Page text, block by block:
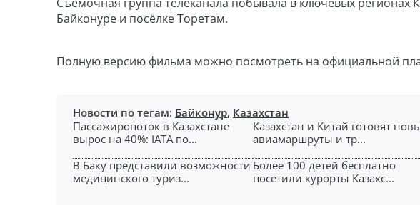
Байконуре и посёлке Торетам.
Полную версию фильма можно посмотреть на официальной
Новости по тегам: Байконур, Казахстан
Пассажиропоток в Казахстане
вырос на 40%: IATA по...
Казахстан и Китай готовят
авиамаршруты и тр...
В Баку представили возможности
медицинского туриз...
Более 100 детей бесплатно
посетили курорты Казахс...